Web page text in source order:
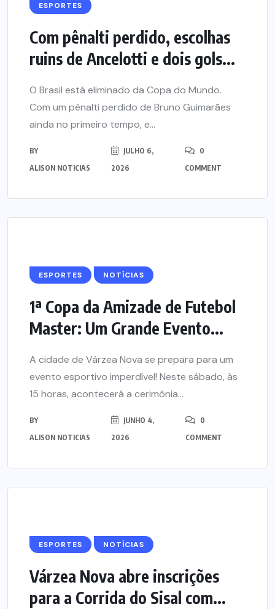
ESPORTES
Com pênalti perdido, escolhas
ruins de Ancelotti e dois gols...
O Brasil está eliminado da Copa do Mundo.
Com um pênalti perdido de Bruno Guimarães
ainda no primeiro tempo, e...
BY
ALISON NOTICIAS
JULHO 6,
2026
0
COMMENT
ESPORTES NOTÍCIAS
1ª Copa da Amizade de Futebol
Master: Um Grande Evento...
A cidade de Várzea Nova se prepara para um
evento esportivo imperdível! Neste sábado, às
15 horas, acontecerá a cerimônia...
BY
ALISON NOTICIAS
JUNHO 4,
2026
0
COMMENT
ESPORTES NOTÍCIAS
Várzea Nova abre inscrições
para a Corrida do Sisal com...